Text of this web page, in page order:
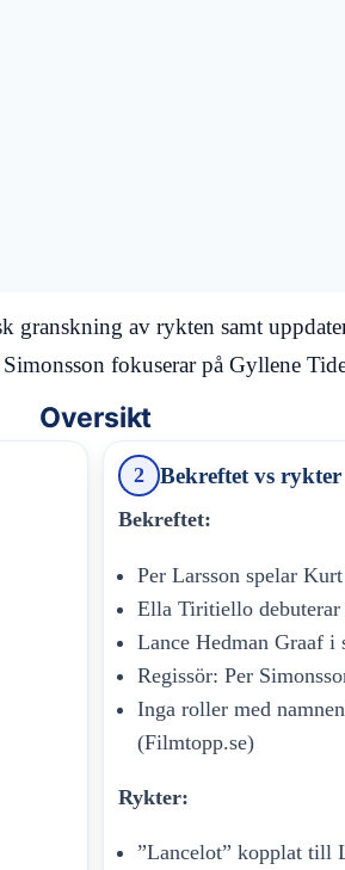
granskning av rykten samt
fokuserar på Gyllene
Oversikt
2 Bekreftet vs rykter
Bekreftet:
Per Larsson spelar
Ella Tiritiello
Lance Hedman Graaf
Regissör: Per
Inga roller med
(Filmtopp.se)
Rykter:
”Lancelot” kopplat till